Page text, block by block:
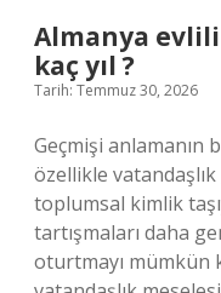
Almanya
kaç yıl ?
Tarih: Temmuz 30, 2026
Geçmişi
özellikle
toplumsal kimlik
tartışmaları daha
oturtmayı mümkün